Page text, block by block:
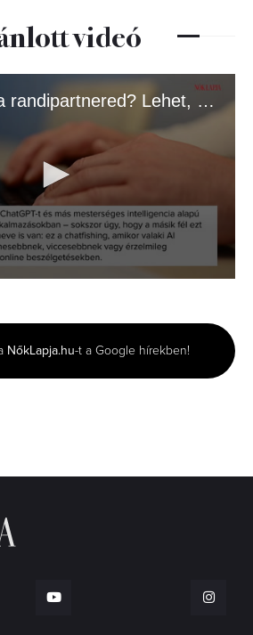
videó
Túl tökéletes a randipartnered? Lehet, hogy a mesterséges intelligencia flörtöl helyette
NőkLapja.hu-t a Google hírekben!